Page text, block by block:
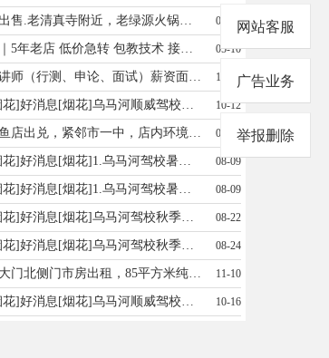
门市出租出售.老清真寺附近，老绿源火锅隔壁有一门市对外出租出售，一二楼连体102平方，地下室还有50平方，房子板正，适合做各种买卖，价格便宜，联系电话：13845887922 08-05
酒吧出兑｜5年老店 低价急转 包教技术 接手即盈利,经营5年成熟清吧整体出兑，客源稳定、口碑扎实，老客复购率高，接手无需重新养店。 店内设备齐全、装修完整，证照齐全可直接营业，无空窗期。包教全套调酒、饮品制作技术+运营经验，新手也能快速上手，回本周期短。因个人精力有限忍痛转让，价格低于市场价，诚心接手价格可谈，实地看店满意再定。有意者可直接联系看店，非诚勿扰 05-10
公考培训讲师（行测、申论、面试）薪资面谈卢女士15604587700 10-10
好消息[烟花]好消息[烟花]乌马河顺威驾校招生优惠小车C1C21500元，摩托车D500元,正规驾校，一对一练车全程VIP教学????????有证陪练????????报名电话13846609268微信同步王教13846609268 10-12
新区三文鱼店出兑，紧邻市一中，店内环境干净整洁，一人可干，三文鱼整条供应链及配套产品货源都可提供，如果有好项目也可自营更改，格局面积够用，家中用钱优惠出，13846661113 06-07
好消息[烟花]好消息[烟花]1.乌马河驾校暑期招生优惠小车C1C21500元培训费，摩托车D500元培训费正规驾校专业团队，一对一练车全程VIP教学2.招聘，教练员，交社保医保报名电话13846609268微信同步王教13846609268 08-09
好消息[烟花]好消息[烟花]1.乌马河驾校暑期招生优惠小车C1C21500元培训费，摩托车D500元培训费正规驾校专业团队，一对一练车全程VIP教学2.招聘，教练员，交社保医保报名电话13846609268微信同步王教13846609268 08-09
好消息[烟花]好消息[烟花]乌马河驾校秋季招生特惠小车C1C21500元培训费，摩托车D500元培训费正规驾校专业团队，一对一练车全程VIP教学报名电话13846609268微信同步王教13846609268 08-22
好消息[烟花]好消息[烟花]乌马河驾校秋季招生特惠小车C1C21500元培训费，摩托车D500元培训费正规驾校专业团队，一对一练车全程VIP教学报名电话13846609268微信同步王教13846609268 08-24
南郡六中大门北侧门市房出租，85平方米纯一楼，有部分餐饮设备，门脸敞亮牌匾大方。联系电话13846633332 11-10
好消息[烟花]好消息[烟花]乌马河顺威驾校招生优惠小车C1C21500元，摩托车D500元,正规驾校，一对一练车全程VIP教学????????有证陪练????????报名电话13846609268微信同步王教13846609268 10-16
网站客服
广告业务
举报删除